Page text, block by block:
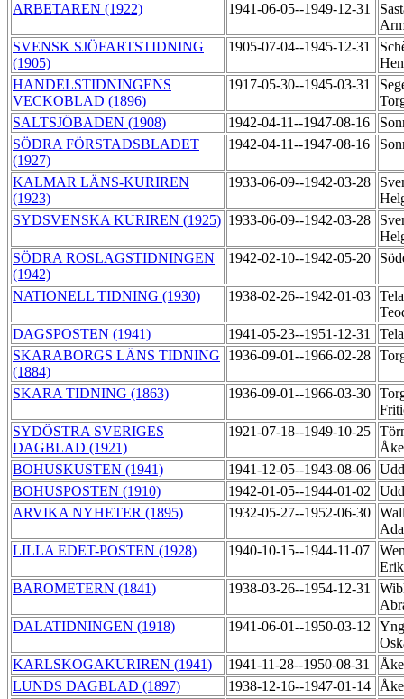
ARBETAREN (1922)
1941-06-05--1949-12-31
SVENSK SJÖFARTSTIDNING
(1905)
1905-07-04--1945-12-31
HANDELSTIDNINGENS
VECKOBLAD (1896)
1917-05-30--1945-03-31
SALTSJÖBADEN (1908)
1942-04-11--1947-08-16
SÖDRA FÖRSTADSBLADET
(1927)
1942-04-11--1947-08-16
KALMAR LÄNS-KURIREN
(1923)
1933-06-09--1942-03-28
SYDSVENSKA KURIREN (1925) 1933-06-09--1942-03-28
SÖDRA ROSLAGSTIDNINGEN
(1942)
1942-02-10--1942-05-20
NATIONELL TIDNING (1930) 1938-02-26--1942-01-03
DAGSPOSTEN (1941)
1941-05-23--1951-12-31
SKARABORGS LÄNS TIDNING
(1884)
1936-09-01--1966-02-28
SKARA TIDNING (1863) 1936-09-01--1966-03-30
SYDÖSTRA SVERIGES
DAGBLAD (1921)
1921-07-18--1949-10-25
BOHUSKUSTEN (1941)
1941-12-05--1943-08-06
BOHUSPOSTEN (1910)
1942-01-05--1944-01-02
ARVIKA NYHETER (1895)
1932-05-27--1952-06-30
LILLA EDET-POSTEN (1928)
1940-10-15--1944-11-07
BAROMETERN (1841)
1938-03-26--1954-12-31
DALATIDNINGEN (1918)
1941-06-01--1950-03-12
KARLSKOGAKURIREN (1941)
1941-11-28--1950-08-31
LUNDS DAGBLAD (1897)
1938-12-16--1947-01-14